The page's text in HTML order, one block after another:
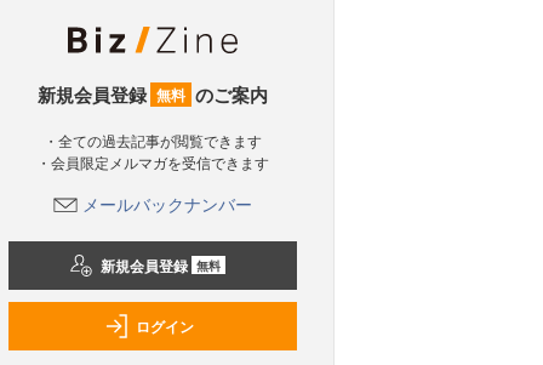
新規会員登録 無料 のご案内
・全ての過去記事が閲覧できます
・会員限定メルマガを受信できます
メールバックナンバー
新規会員登録 無料
ログイン